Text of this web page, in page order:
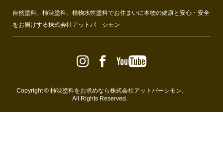
自然塗料、柿渋塗料、植物水性塗料でお住まいに本物の健康と安心・安全
をお届けする株式会社アットパ－シモン
Copyright © 柿渋塗料をお求めなら株式会社アットパーシモン.
All Rights Reserved.